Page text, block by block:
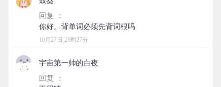
回复 ：
10月27日 20时27分
宇宙第一帅的白夜
回复 ：